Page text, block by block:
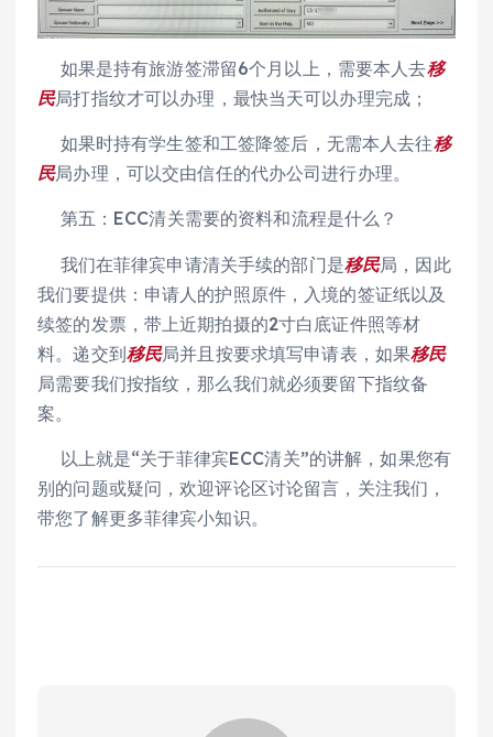
如果是持有旅游签滞留6个月以上，需要本人去移
民局打指纹才可以办理，最快当天可以办理完成；
如果时持有学生签和工签降签后，无需本人去往移
民局办理，可以交由信任的代办公司进行办理。
第五：ECC清关需要的资料和流程是什么？
我们在菲律宾申请清关手续的部门是移民局，因此
我们要提供：申请人的护照原件，入境的签证纸以及
续签的发票，带上近期拍摄的2寸白底证件照等材
料。递交到移民局并且按要求填写申请表，如果移民
局需要我们按指纹，那么我们就必须要留下指纹备
案。
以上就是“关于菲律宾ECC清关”的讲解，如果您有
别的问题或疑问，欢迎评论区讨论留言，关注我们，
带您了解更多菲律宾小知识。